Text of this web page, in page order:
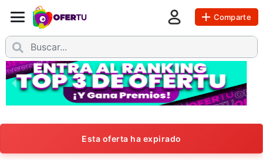
Comparte
Esta oferta ha expirado